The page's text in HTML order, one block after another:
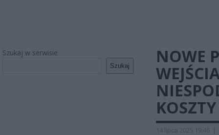
Szukaj w serwisie
Szukaj
NOWE
KOSZTY
14 lipca 2025 19:46 |